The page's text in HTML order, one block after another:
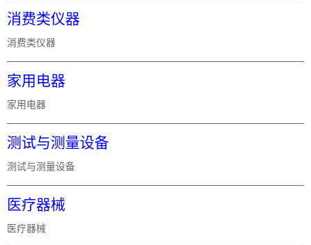
消费类仪器
消费类仪器
家用电器
家用电器
测试与测量设备
测试与测量设备
医疗器械
医疗器械